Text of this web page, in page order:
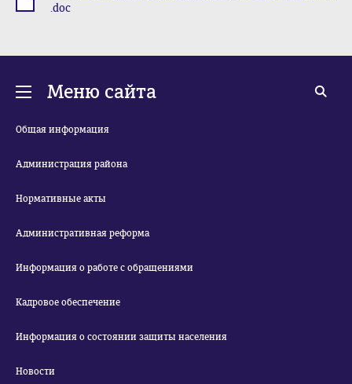
.doc
Меню сайта
Общая информация
Администрация района
Нормативные акты
Административная реформа
Информация о работе с обращениями
Кадровое обеспечение
Информация о состоянии защиты населения
Новости